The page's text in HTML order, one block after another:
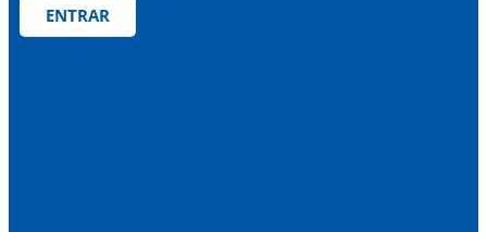
ENTRAR